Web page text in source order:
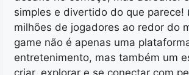
simples e divertido do que parece!
milhões de jogadores ao redor do
game não é apenas uma
entretenimento, mas também um
criar, explorar e se conectar com